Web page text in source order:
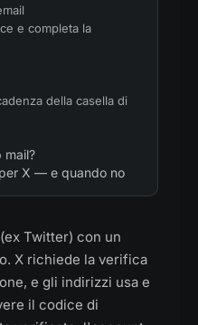
e completa la
della casella di
mail?
X — e quando no
Twitter) con un
X richiede la verifica
e gli indirizzi usa e
il codice di